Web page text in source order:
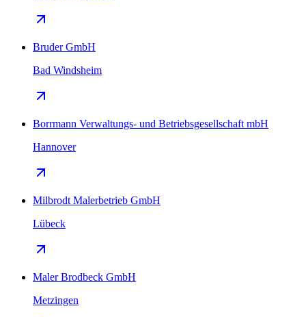
Bruder GmbH
Bad Windsheim
Borrmann Verwaltungs- und Betriebsgesellschaft mbH
Hannover
Milbrodt Malerbetrieb GmbH
Lübeck
Maler Brodbeck GmbH
Metzingen